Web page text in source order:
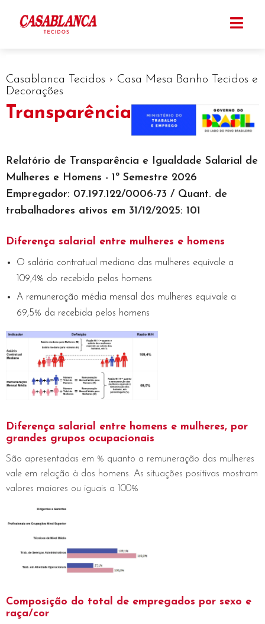
Casablanca Tecidos › Casa Mesa Banho Tecidos e
Decorações
Transparência
Relatório de Transparência e Igualdade Salarial de
Mulheres e Homens - 1º Semestre 2026
Empregador: 07.197.122/0006-73 / Quant. de
trabalhadores ativos em 31/12/2025: 101
Diferença salarial entre mulheres e homens
O salário contratual mediano das mulheres equivale a
109,4% do recebido pelos homens
A remuneração média mensal das mulheres equivale a
69,5% da recebida pelos homens
Diferença salarial entre homens e mulheres, por
grandes grupos ocupacionais
São apresentadas em % quanto a remuneração das mulheres
vale em relação à dos homens. As situações positivas mostram
valores maiores ou iguais a 100%
Composição do total de empregados por sexo e
raça/cor